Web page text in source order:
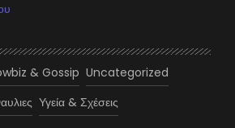
& Gossip Uncategorized
Υγεία & Σχέσεις